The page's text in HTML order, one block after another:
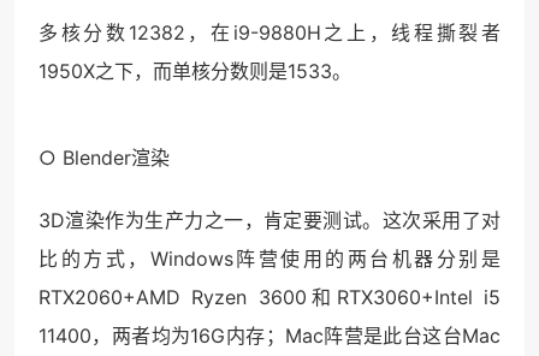
多核分数12382，在i9-9880H之上，线程撕裂者
1950X之下，而单核分数则是1533。
○ Blender渲染
3D渲染作为生产力之一，肯定要测试。这次采用了对
比的方式，Windows阵营使用的两台机器分别是
RTX2060+AMD Ryzen 3600和RTX3060+Intel i5
11400，两者均为16G内存；Mac阵营是此台这台Mac